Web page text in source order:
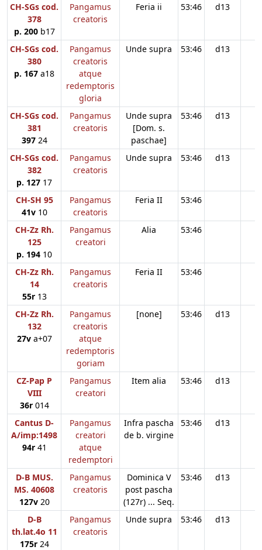
CH-SGs cod.
378
p. 200b17
Pangamus
creatoris
Feria ii 53:46 d13
CH-SGs cod.
380
p. 167 a18
Pangamus
creatoris
atque
redemptoris
gloria
Unde supra 53:46 d13
CH-SGs cod.
381
39724
Pangamus
creatoris
Unde supra
[Dom. s.
paschae]
53:46 d13
CH-SGs cod.
382
p. 127 17
Pangamus
creatoris
Unde supra 53:46 d13
CH-SH 95
41v10
Pangamus
creatoris
Feria II 53:46
CH-Zz Rh.
125
p. 194 10
Pangamus
creatori
Alia 53:46
CH-Zz Rh.
14
55r13
Pangamus
creatoris
Feria II 53:46
CH-Zz Rh.
132
27va+07
Pangamus
creatoris
atque
redemptoris
goriam
[none] 53:46 d13
CZ-Pap P
VIII
36r014
Pangamus
creatori
Item alia 53:46 d13
Cantus D-
A/imp:1498
94r41
Pangamus
creatori
atque
redemptori
Infra pascha
de b. virgine
53:46 d13
D-B MUS.
MS. 40608
127v20
Pangamus
creatoris
Dominica V
post pascha
(127r) ... Seq.
53:46 d13
D-B
th.lat.4o 11
175r24
Pangamus
creatoris
Unde supra 53:46 d13